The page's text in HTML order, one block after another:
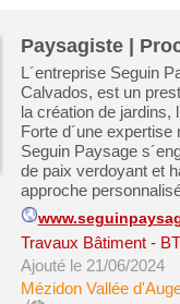
Paysagiste |
L´entreprise Seguin
Calvados, est un
la création de jardins,
Forte d´une expertise
Seguin Paysage
de paix verdoyant et
approche
Travaux Bâtiment -
Ajouté le 21/06/2024
Mézidon Vallée